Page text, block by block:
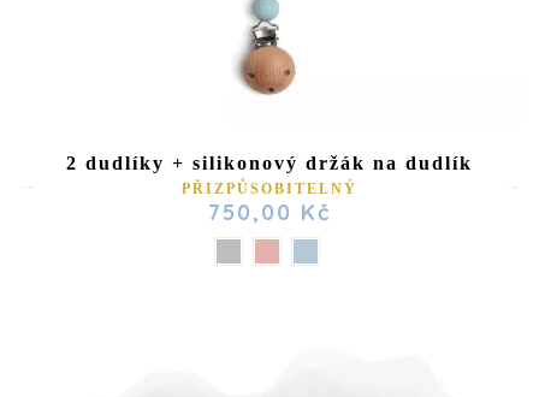
2 dudlíky + silikonový držák na dudlík
PŘIZPŮSOBITELNÝ
750,00 Kč